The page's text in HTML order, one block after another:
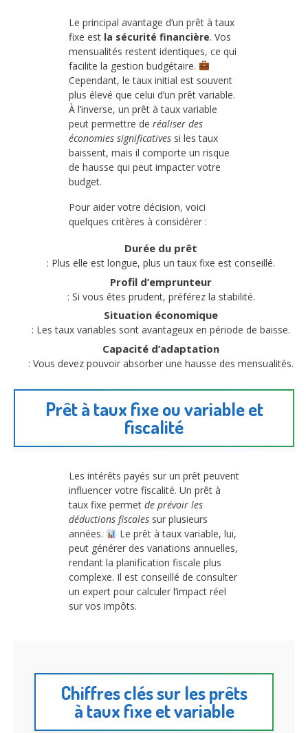
Le principal avantage d’un prêt à taux
fixe est la sécurité financière. Vos
mensualités restent identiques, ce qui
facilite la gestion budgétaire.
Cependant, le taux initial est souvent
plus élevé que celui d’un prêt variable.
À l’inverse, un prêt à taux variable
peut permettre de réaliser des
économies significatives si les taux
baissent, mais il comporte un risque
de hausse qui peut impacter votre
budget.
Pour aider votre décision, voici
quelques critères à considérer :
Durée du prêt
: Plus elle est longue, plus un taux fixe est conseillé.
Profil d’emprunteur
: Si vous êtes prudent, préférez la stabilité.
Situation économique
: Les taux variables sont avantageux en période de baisse.
Capacité d’adaptation
: Vous devez pouvoir absorber une hausse des mensualités.
Prêt à taux fixe ou variable et
fiscalité
Les intérêts payés sur un prêt peuvent
influencer votre fiscalité. Un prêt à
taux fixe permet de prévoir les
déductions fiscales sur plusieurs
années.
Le prêt à taux variable, lui,
peut générer des variations annuelles,
rendant la planification fiscale plus
complexe. Il est conseillé de consulter
un expert pour calculer l’impact réel
sur vos impôts.
Chiffres clés sur les prêts
à taux fixe et variable